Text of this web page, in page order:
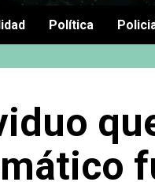
Política